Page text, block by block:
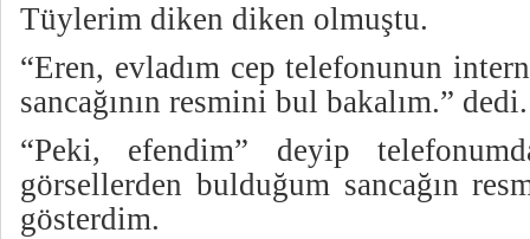
Tüylerim diken diken olmuştu.
“Eren, evladım cep telefonunun
sancağının resmini bul bakalım.” dedi.
“Peki, efendim” deyip
görsellerden bulduğum sancağın
gösterdim.